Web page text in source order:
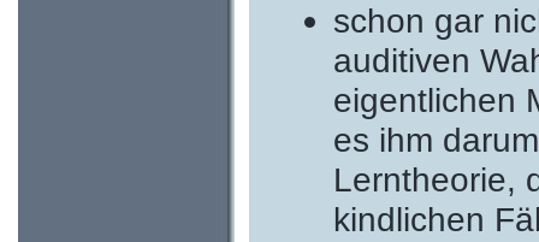
schon gar
auditiven
eigentlichen
es ihm
Lerntheorie,
kindlichen